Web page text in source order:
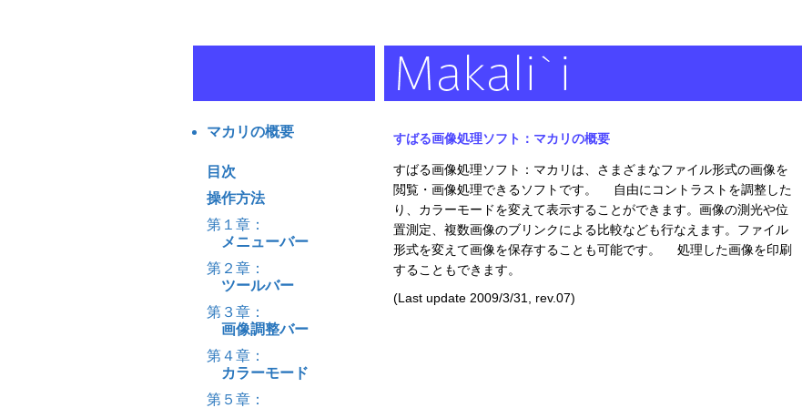
マカリの概要
目次
操作方法
第１章：
メニューバー
第２章：
ツールバー
第３章：
画像調整バー
第４章：
カラーモード
第５章：
すばる画像処理ソフト：マカリの概要
すばる画像処理ソフト：マカリは、さまざまなファイル形式の画像を
閲覧・画像処理できるソフトです。 自由にコントラストを調整した
り、カラーモードを変えて表示することができます。画像の測光や位
置測定、複数画像のブリンクによる比較なども行なえます。ファイル
形式を変えて画像を保存することも可能です。 処理した画像を印刷
することもできます。
(Last update 2009/3/31, rev.07)